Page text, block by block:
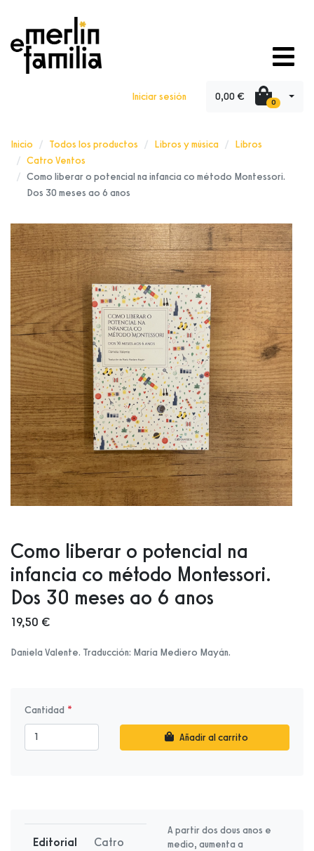
Iniciar sesión 0,00 € 0
Inicio Todos los productos Libros y música
Libros
Catro Ventos
Como liberar o potencial na infancia co método Montessori.
Dos 30 meses ao 6 anos
Como liberar o potencial na
infancia co método Montessori.
Dos 30 meses ao 6 anos
19,50 €
Daniela Valente. Traducción: María Mediero Mayán.
Cantidad
Añadir al carrito
Editorial
Catro
A partir dos dous anos e
medio, aumenta a